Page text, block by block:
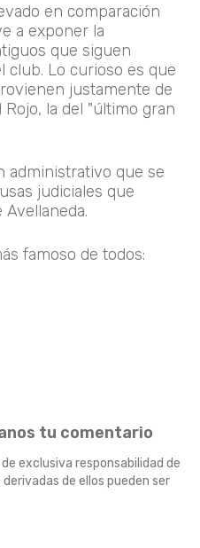
en comparación
a exponer la
que siguen
club. Lo curioso es que
justamente de
la del "último gran
administrativo que se
judiciales que
famoso de todos:
tu comentario
exclusiva responsabilidad de
de ellos pueden ser